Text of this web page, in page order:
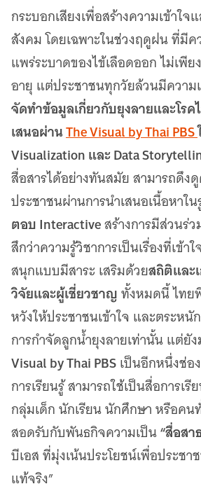
กระบอกเสียงเพื่อสร้างความเข้าใ
สังคม โดยเฉพาะในช่วงฤดูฝน ที่มีค
แพร่ระบาดของไข้เลือดออก ไม่เพีย
อายุ แต่ประชาชนทุกวัยล้วนมีความ
จัดทำข้อมูลเกี่ยวกับยุงลายและโรค
เสนอผ่านThe Visual by Thai PBS
Visualization และ Data
สื่อสารได้อย่างทันสมัย สามารถดึง
ประชาชนผ่านการนำเสนอเนื้อหาใ
ตอบ Interactiveสร้างการมีส่วนร่
สึกว่าความรู้วิชาการเป็นเรื่องที่เข้า
สนุกแบบมีสาระ เสริมด้วยสถิติและ
วิจัยและผู้เชี่ยวชาญทั้งหมดนี้ ไทย
หวังให้ประชาชนเข้าใจ และตระห
การกำจัดลูกน้ำยุงลายเท่านั้น แต่ยั
Visual by Thai PBSเป็นอีกหนึ่งช่อ
การเรียนรู้ สามารถใช้เป็นสื่อการเ
กลุ่มเด็ก นักเรียน นักศึกษา หรือคน
สอดรับกับพันธกิจความเป็น“สื่อสา
บีเอส ที่มุ่งเน้นประโยชน์เพื่อประช
แท้จริง”